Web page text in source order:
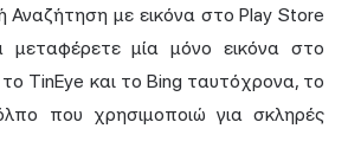
Αναζήτηση με εικόνα στο Play Store
μεταφέρετε μία μόνο εικόνα στο
TinEye και το Bing ταυτόχρονα, το
που χρησιμοποιώ για σκληρές